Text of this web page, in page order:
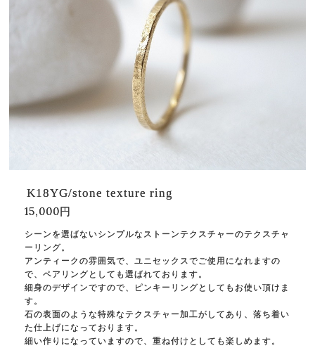
K18YG/stone texture ring
15,000円
シーンを選ばないシンプルなストーンテクスチャーのテクスチャ
ーリング。
アンティークの雰囲気で、ユニセックスでご使用になれますの
で、ペアリングとしても選ばれております。
細身のデザインですので、ピンキーリングとしてもお使い頂けま
す。
石の表面のような特殊なテクスチャー加工がしてあり、落ち着い
た仕上げになっております。
細い作りになっていますので、重ね付けとしても楽しめます。